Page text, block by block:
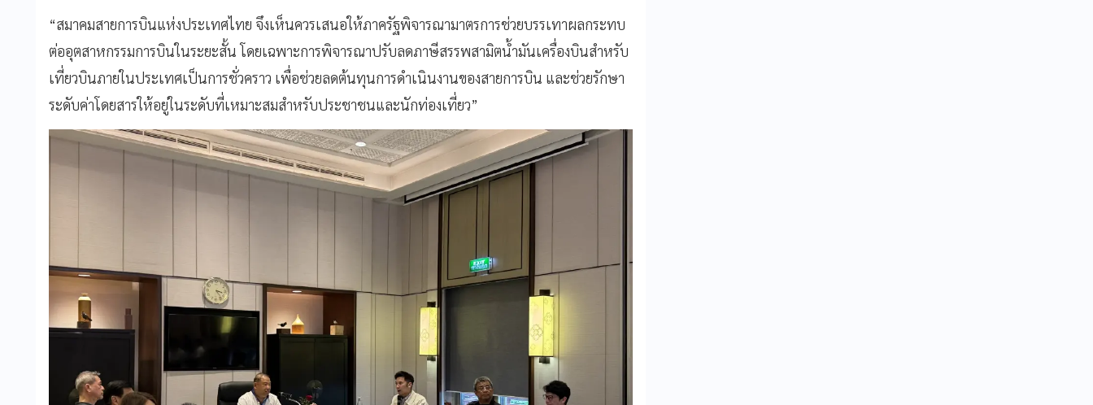
“สมาคมสายการบินแห่งประเทศไทย จึงเห็นควรเสนอให้ภาครัฐพิจารณามาตรการช่วยบรรเทาผลกระทบ
ต่ออุตสาหกรรมการบินในระยะสั้น โดยเฉพาะการพิจารณาปรับลดภาษีสรรพสามิตน้ำมันเครื่องบินสำหรับ
เที่ยวบินภายในประเทศเป็นการชั่วคราว เพื่อช่วยลดต้นทุนการดำเนินงานของสายการบิน และช่วยรักษา
ระดับค่าโดยสารให้อยู่ในระดับที่เหมาะสมสำหรับประชาชนและนักท่องเที่ยว”